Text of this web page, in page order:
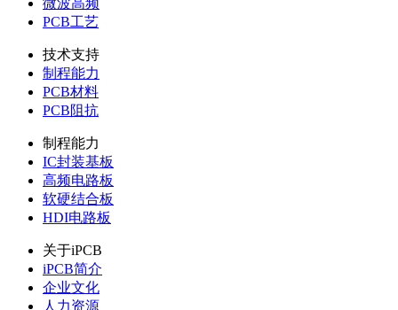
微波高频
PCB工艺
技术支持
制程能力
PCB材料
PCB阻抗
制程能力
IC封装基板
高频电路板
软硬结合板
HDI电路板
关于iPCB
iPCB简介
企业文化
人力资源